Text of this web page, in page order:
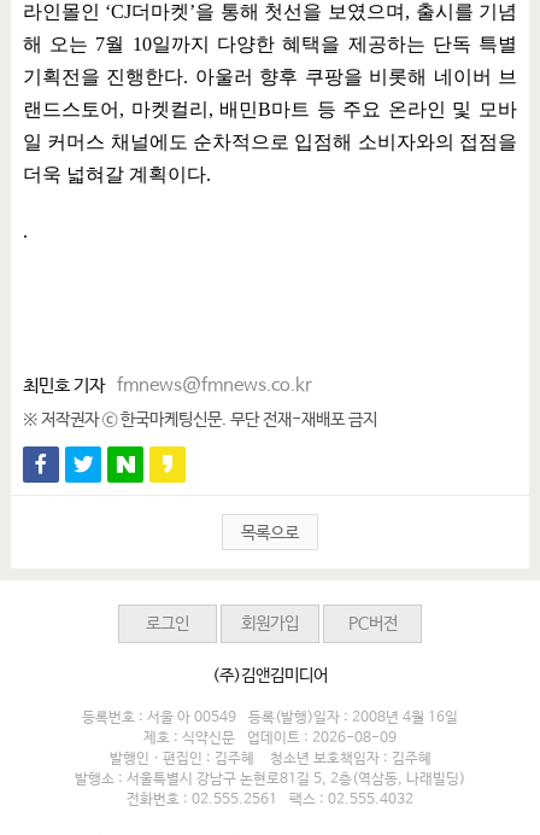
라인몰인 ‘CJ더마켓’을 통해 첫선을 보였으며 , 출시를 기념
해 오는 7월 10일까지 다양한 혜택을 제공하는 단독 특별
기획전을 진행한다. 아울러 향후 쿠팡을 비롯해 네이버 브
랜드스토어 , 마켓컬리 , 배민B마트 등 주요 온라인 및 모바
일 커머스 채널에도 순차적으로 입점해 소비자와의 접점을
더욱 넓혀갈 계획이다.
.
최민호 기자 fmnews@fmnews.co.kr
※ 저작권자 ⓒ 한국마케팅신문. 무단 전재-재배포 금지
목록으로
로그인 회원가입 PC버전
(주)김앤김미디어
등록번호 : 서울 아 00549
등록(발행)일자 : 2008년 4월 16일
제호 : 식약신문
업데이트 : 2026-08-09
발행인 · 편집인 : 김주혜
청소년 보호책임자 : 김주혜
발행소 : 서울특별시 강남구 논현로81길 5, 2층(역삼동, 나래빌딩)
전화번호 : 02.555.2561
팩스 : 02.555.4032